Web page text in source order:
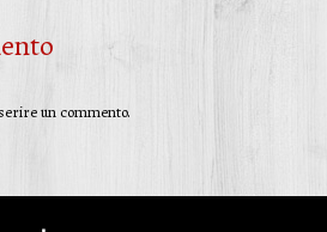
un commento.